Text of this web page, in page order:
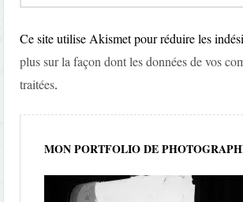
Ce site utilise Akismet pour réduire les
plus sur la façon dont les données de vos
traitées.
MON PORTFOLIO DE